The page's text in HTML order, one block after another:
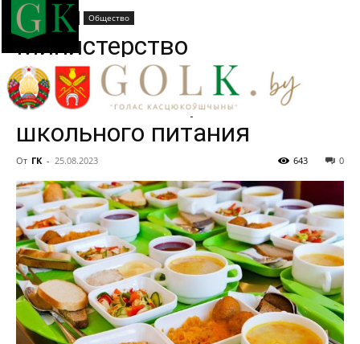
Образование Общество
Министерство
образования запустило
чат-бот по вопросам
школьного питания
От ГК - 25.08.2023 0
643